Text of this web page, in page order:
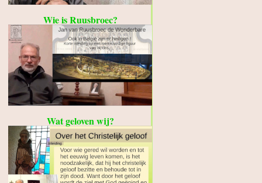
Wie is Ruusbroec?
Wat geloven wij?